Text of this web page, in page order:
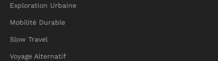
Exploration Urbaine
Mobilité Durable
Slow Travel
Voyage Alternatif